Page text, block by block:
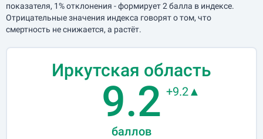
показателя, 1% отклонения - формирует 2 балла в индексе.
Отрицательные значения индекса говорят о том, что
смертность не снижается, а растёт.
Иркутская область
9.2
баллов
+9.2▲